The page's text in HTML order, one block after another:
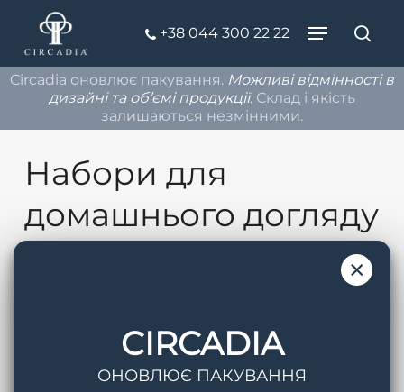
main
content
Menu
+38 044 300 22 22
Circadia оновлює пакування. Можливі відмінності в
дизайні та об’ємі продукції. Склад і якість
залишаються незмінними.
Набори для
домашнього догляду
Close
Filters
Товарів, відповідних вашому запиту, не
знайдено.
Menu
×
CIRCADIA
ОНОВЛЮЄ ПАКУВАННЯ